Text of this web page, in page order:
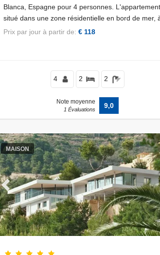
Blanca, Espagne pour 4 personnes.
situé dans une zone résidentielle en bord de mer,
proximité de restaurants et de bars, de boutiques et
Prix par jour à partir de: € 118
4 2 2
Note moyenne
1 Évaluations 9,0
MAISON
Previous